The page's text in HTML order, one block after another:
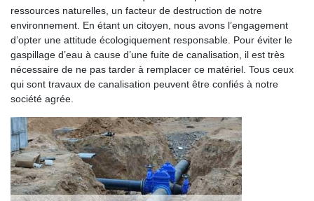
ressources naturelles, un facteur de destruction de notre
environnement. En étant un citoyen, nous avons l’engagement
d’opter une attitude écologiquement responsable. Pour éviter le
gaspillage d’eau à cause d’une fuite de canalisation, il est très
nécessaire de ne pas tarder à remplacer ce matériel. Tous ceux
qui sont travaux de canalisation peuvent être confiés à notre
société agrée.